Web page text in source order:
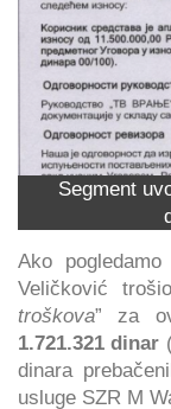
Segment
Ako
Veličković
troškova” za
1.721.321 dinar
dinara
usluge SZR M